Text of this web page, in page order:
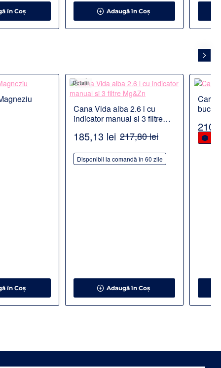
în Coş Adaugă în Coş
POPULAR
în Coş
Detalii
Cana Vida alba 2.6 l cu
indicator manual si 3 filtre
Disponibil la comandă în 60 zile
185,13 lei 217,80 lei
Adaugă în Coş
Detalii
buc